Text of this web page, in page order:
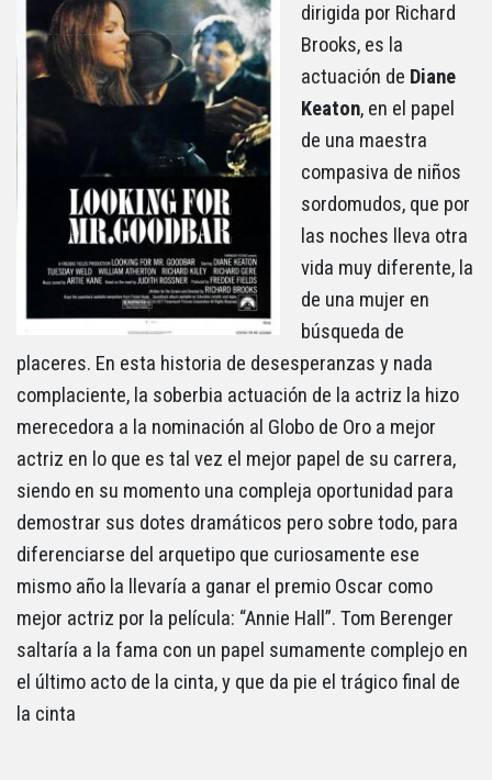
dirigida por Richard
Brooks, es la
actuación de Diane
Keaton, en el papel
de una maestra
compasiva de niños
sordomudos, que por
las noches lleva otra
vida muy diferente, la
de una mujer en
búsqueda de
placeres. En esta historia de desesperanzas y nada
complaciente, la soberbia actuación de la actriz la hizo
merecedora a la nominación al Globo de Oro a mejor
actriz en lo que es tal vez el mejor papel de su carrera,
siendo en su momento una compleja oportunidad para
demostrar sus dotes dramáticos pero sobre todo, para
diferenciarse del arquetipo que curiosamente ese
mismo año la llevaría a ganar el premio Oscar como
mejor actriz por la película: “Annie Hall”. Tom Berenger
saltaría a la fama con un papel sumamente complejo en
el último acto de la cinta, y que da pie el trágico final de
la cinta